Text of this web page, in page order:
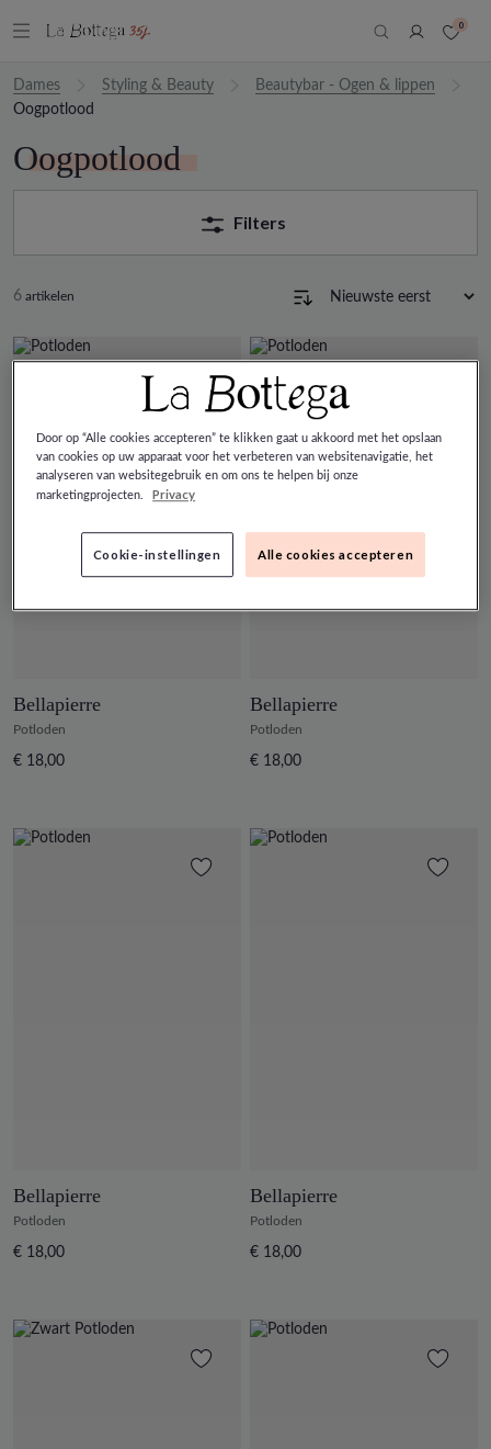
0
Dames Styling & Beauty
Beautybar - Ogen & lippen
Oogpotlood
Oogpotlood
Filters
6 artikelen
Bellapierre
Potloden
€ 18,00
Bellapierre
Potloden
€ 18,00
Bellapierre
Potloden
€ 18,00
Bellapierre
Potloden
€ 18,00
Door op “Alle cookies accepteren” te klikken gaat u akkoord met het opslaan
van cookies op uw apparaat voor het verbeteren van websitenavigatie, het
analyseren van websitegebruik en om ons te helpen bij onze
marketingprojecten.
Privacy
Alle cookies accepteren
Cookie-instellingen